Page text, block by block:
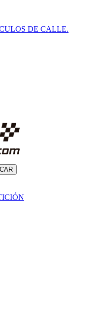
DE CALLE.